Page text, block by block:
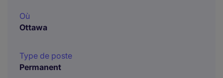
Où
Ottawa
Type de poste
Permanent